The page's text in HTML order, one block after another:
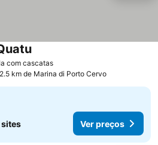
com cascatasVer preços
Ver preços
km de Marina di Porto Cervo
sites Ver preços